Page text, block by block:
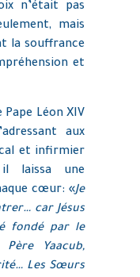
n’était pas
mais
la souffrance
et
Léon XIV
aux
et infirmier
il laissa une
cœur: «Je
car Jésus
fondé par le
Père Yaacub,
Les Sœurs